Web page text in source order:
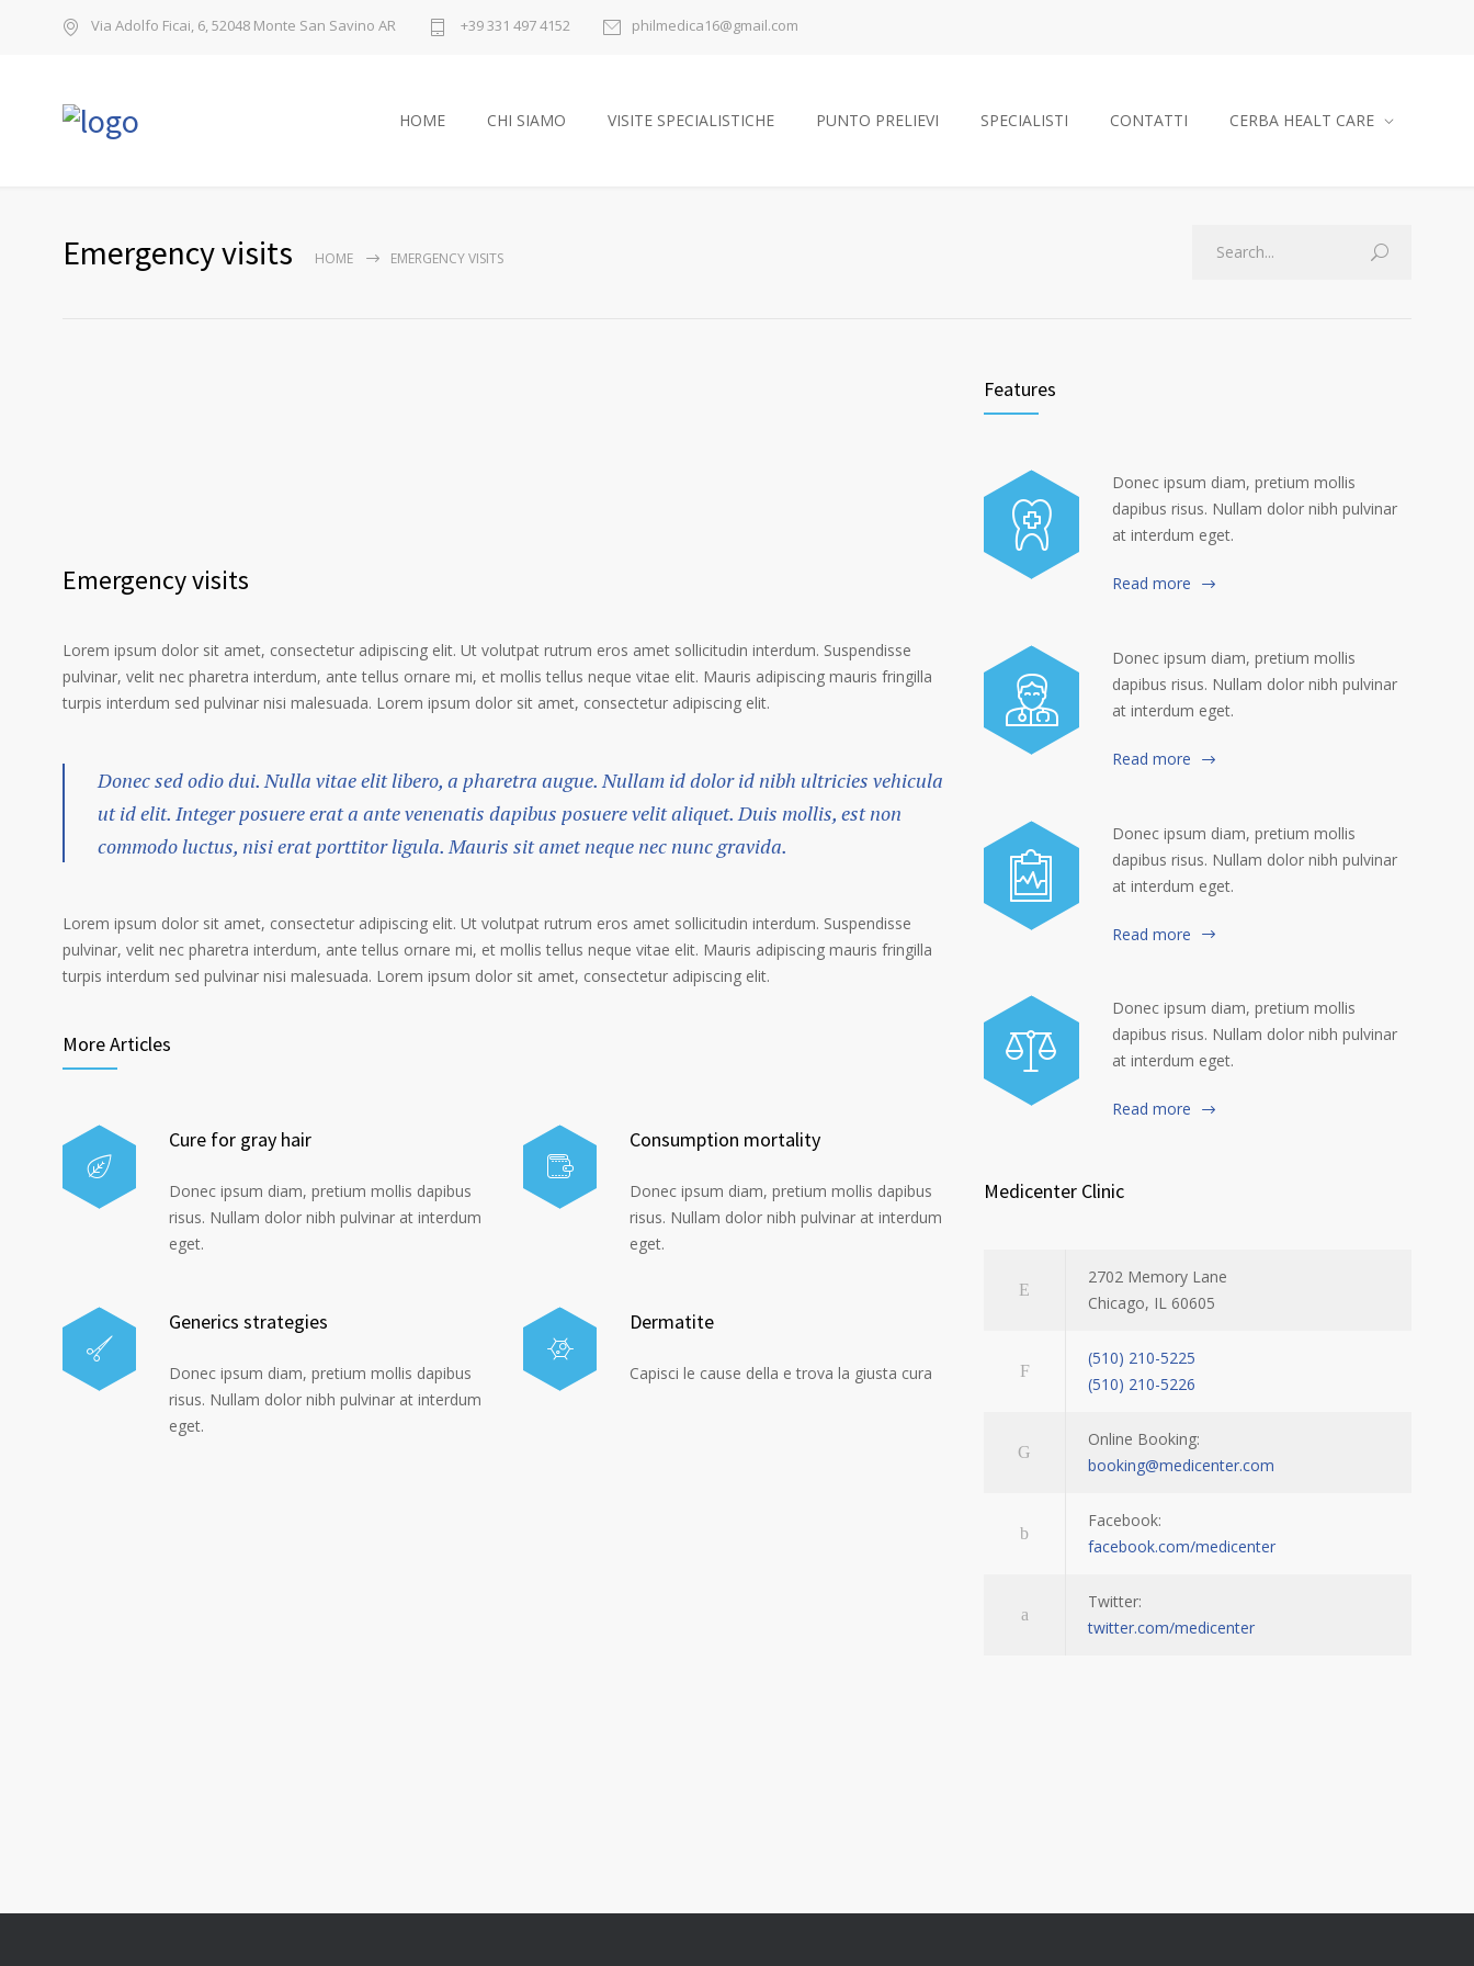
Via Adolfo Ficai, 6, 52048 Monte San Savino AR +39 331 497 4152 philmedica16@gmail.com
HOME CHI SIAMO VISITE SPECIALISTICHE PUNTO PRELIEVI SPECIALISTI CONTATTI CERBA HEALT CARE
Emergency visits HOME EMERGENCY VISITS
Emergency visits
Lorem ipsum dolor sit amet, consectetur adipiscing elit. Ut volutpat rutrum eros amet sollicitudin interdum. Suspendisse
pulvinar, velit nec pharetra interdum, ante tellus ornare mi, et mollis tellus neque vitae elit. Mauris adipiscing mauris fringilla
turpis interdum sed pulvinar nisi malesuada. Lorem ipsum dolor sit amet, consectetur adipiscing elit.
Donec sed odio dui. Nulla vitae elit libero, a pharetra augue. Nullam id dolor id nibh ultricies vehicula
ut id elit. Integer posuere erat a ante venenatis dapibus posuere velit aliquet. Duis mollis, est non
commodo luctus, nisi erat porttitor ligula. Mauris sit amet neque nec nunc gravida.
Lorem ipsum dolor sit amet, consectetur adipiscing elit. Ut volutpat rutrum eros amet sollicitudin interdum. Suspendisse
pulvinar, velit nec pharetra interdum, ante tellus ornare mi, et mollis tellus neque vitae elit. Mauris adipiscing mauris fringilla
turpis interdum sed pulvinar nisi malesuada. Lorem ipsum dolor sit amet, consectetur adipiscing elit.
More Articles
Cure for gray hair
Donec ipsum diam, pretium mollis dapibus
risus. Nullam dolor nibh pulvinar at interdum
eget.
Generics strategies
Donec ipsum diam, pretium mollis dapibus
risus. Nullam dolor nibh pulvinar at interdum
eget.
Consumption mortality
Donec ipsum diam, pretium mollis dapibus
risus. Nullam dolor nibh pulvinar at interdum
eget.
Dermatite
Capisci le cause della e trova la giusta cura
Features
Donec ipsum diam, pretium mollis
dapibus risus. Nullam dolor nibh pulvinar
at interdum eget.
Read more
Donec ipsum diam, pretium mollis
dapibus risus. Nullam dolor nibh pulvinar
at interdum eget.
Read more
Donec ipsum diam, pretium mollis
dapibus risus. Nullam dolor nibh pulvinar
at interdum eget.
Read more
Donec ipsum diam, pretium mollis
dapibus risus. Nullam dolor nibh pulvinar
at interdum eget.
Read more
Medicenter Clinic
2702 Memory Lane
Chicago, IL 60605
(510) 210-5225
(510) 210-5226
Online Booking:
booking@medicenter.com
Facebook:
facebook.com/medicenter
Twitter:
twitter.com/medicenter